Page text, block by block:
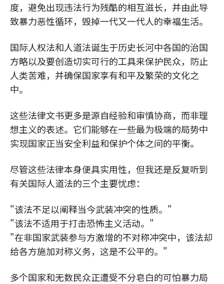
度，避免出现违法行为残酷的相互滋长，并由此导
致暴力恶性循环，毁掉一代又一代人的幸福生活。
国际人权法和人道法诞生于历史长河中各国的治国
方略以及要创造切实可行的工具来保护民众，防止
人类苦难，并确保国家享有和平及繁荣的文化之
中。
这些法律文书更多是源自经验和审慎协商，而非理
想主义的表述。它们能够在一些最为极端的局势中
实现国家正当安全利益和保护个体之间的平衡。
尽管这些法律本身便具实用性，但我还是反复听到
有关国际人道法的三个主要忧虑：
"该法不足以阐释当今武装冲突的性质。"
"该法不适用于打击恐怖主义活动。"
"在非国家武装参与方激增的不对称冲突中，该法却
给各方施加对称义务，这是不公平的。"
多个国家和无数民众正遭受不分皂白的可怕暴力局